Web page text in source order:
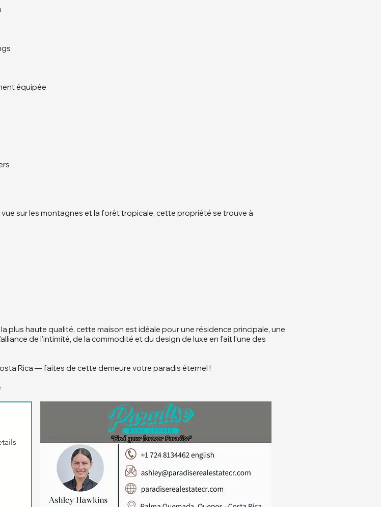
équipée
sur les montagnes et la forêt tropicale, cette propriété se trouve à
plus haute qualité, cette maison est idéale pour une résidence principale, une
de l’intimité, de la commodité et du design de luxe en fait l’une des
Rica — faites de cette demeure votre paradis éternel !